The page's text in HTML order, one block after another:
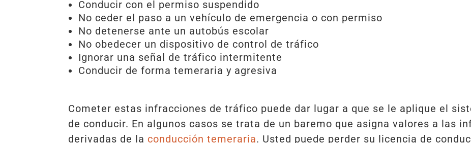
Conducir con el permiso suspendido
No ceder el paso a un vehículo de emergencia o con permiso
No detenerse ante un autobús escolar
No obedecer un dispositivo de control de tráfico
Ignorar una señal de tráfico intermitente
Conducir de forma temeraria y agresiva
Cometer estas infracciones de tráfico puede dar lugar a que se le aplique el
de conducir. En algunos casos se trata de un baremo que asigna valores a las
derivadas de la conducción temeraria. Usted puede perder su licencia de